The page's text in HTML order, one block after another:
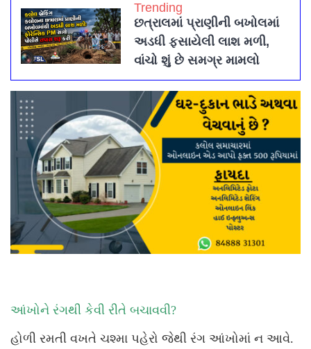
Trending
છત્રાલમાં પ્રાણીની બખોલમાં
અડધી ફસાયેલી લાશ મળી,
વાંચો શું છે સમગ્ર મામલો
આંખોને રંગથી કેવી રીતે બચાવવી?
હોળી રમતી વખતે ચશ્મા પહેરો જેથી રંગ આંખોમાં ન આવે.